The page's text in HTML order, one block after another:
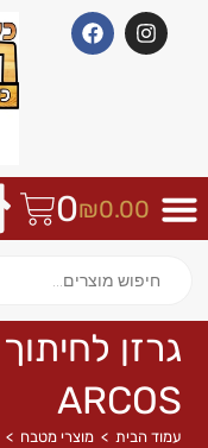
₪0.00
0
ARCOS
עמוד הבית > מוצרי מטבח >